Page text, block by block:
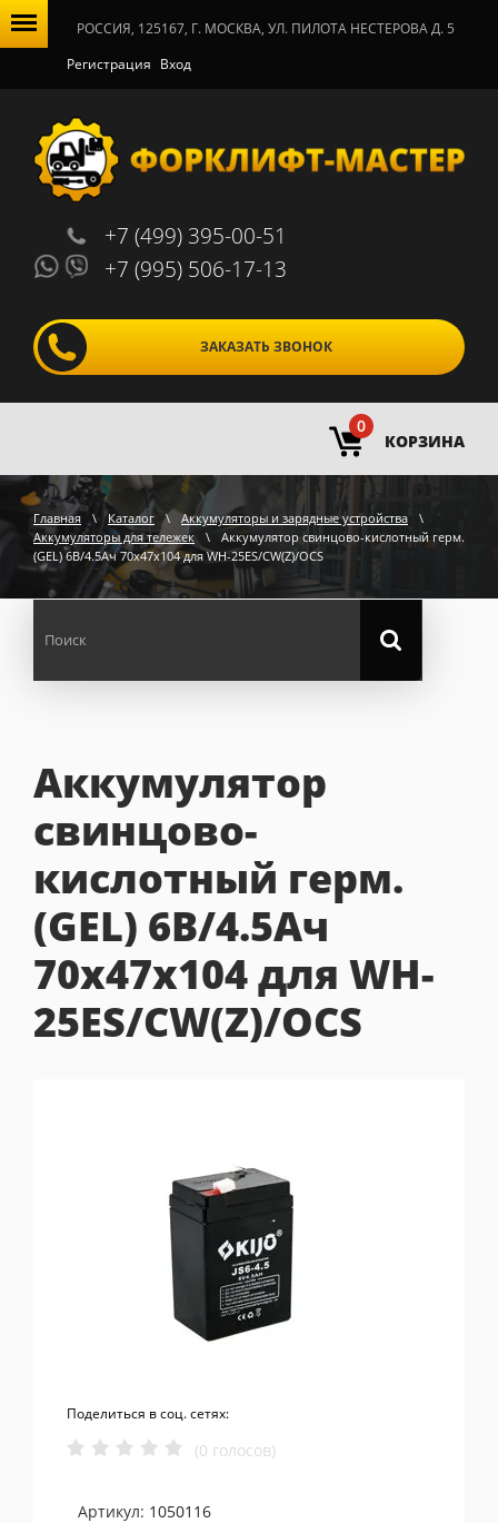
РОССИЯ, 125167, Г. МОСКВА, УЛ. ПИЛОТА НЕСТЕРОВА Д. 5
Регистрация Вход
+7 (499) 395-00-51
+7 (995) 506-17-13
ЗАКАЗАТЬ ЗВОНОК
0
КОРЗИНА
Главная \ Каталог \ Аккумуляторы и зарядные устройства
\
Аккумуляторы для тележек
\
Аккумулятор свинцово-кислотный герм.
(GEL) 6В/4.5Ач 70х47х104 для WH-25ES/CW(Z)/OCS
Аккумулятор
свинцово-
кислотный герм.
(GEL) 6В/4.5Ач
70х47х104 для WH-
25ES/CW(Z)/OCS
Поделиться в соц. сетях:
(0 голосов)
Артикул: 1050116